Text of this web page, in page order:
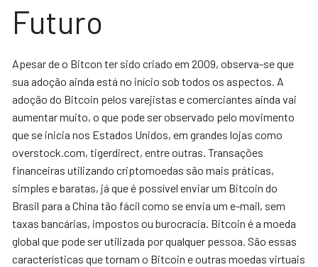
Futuro
Apesar de o Bitcon ter sido criado em 2009, observa-se que
sua adoção ainda está no início sob todos os aspectos. A
adoção do Bitcoin pelos varejistas e comerciantes ainda vai
aumentar muito, o que pode ser observado pelo movimento
que se inicia nos Estados Unidos, em grandes lojas como
overstock.com, tigerdirect, entre outras. Transações
financeiras utilizando criptomoedas são mais práticas,
simples e baratas, já que é possível enviar um Bitcoin do
Brasil para a China tão fácil como se envia um e-mail, sem
taxas bancárias, impostos ou burocracia. Bitcoin é a moeda
global que pode ser utilizada por qualquer pessoa. São essas
características que tornam o Bitcoin e outras moedas virtuais